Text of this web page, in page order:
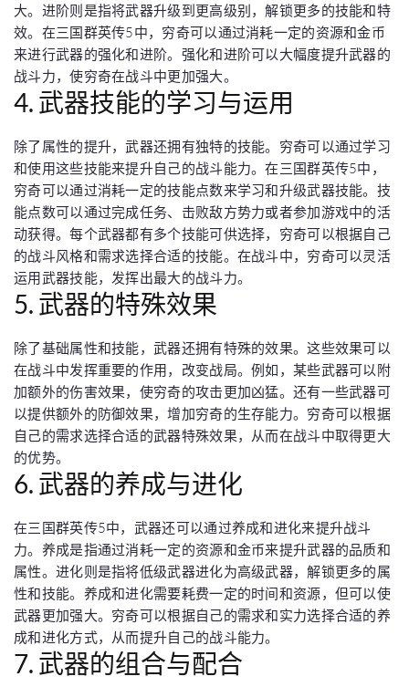
大。进阶则是指将武器升级到更高级别，解锁更多的技能和特
效。在三国群英传5中，穷奇可以通过消耗一定的资源和金币
来进行武器的强化和进阶。强化和进阶可以大幅度提升武器的
战斗力，使穷奇在战斗中更加强大。
4. 武器技能的学习与运用
除了属性的提升，武器还拥有独特的技能。穷奇可以通过学习
和使用这些技能来提升自己的战斗能力。在三国群英传5中，
穷奇可以通过消耗一定的技能点数来学习和升级武器技能。技
能点数可以通过完成任务、击败敌方势力或者参加游戏中的活
动获得。每个武器都有多个技能可供选择，穷奇可以根据自己
的战斗风格和需求选择合适的技能。在战斗中，穷奇可以灵活
运用武器技能，发挥出最大的战斗力。
5. 武器的特殊效果
除了基础属性和技能，武器还拥有特殊的效果。这些效果可以
在战斗中发挥重要的作用，改变战局。例如，某些武器可以附
加额外的伤害效果，使穷奇的攻击更加凶猛。还有一些武器可
以提供额外的防御效果，增加穷奇的生存能力。穷奇可以根据
自己的需求选择合适的武器特殊效果，从而在战斗中取得更大
的优势。
6. 武器的养成与进化
在三国群英传5中，武器还可以通过养成和进化来提升战斗
力。养成是指通过消耗一定的资源和金币来提升武器的品质和
属性。进化则是指将低级武器进化为高级武器，解锁更多的属
性和技能。养成和进化需要耗费一定的时间和资源，但可以使
武器更加强大。穷奇可以根据自己的需求和实力选择合适的养
成和进化方式，从而提升自己的战斗能力。
7. 武器的组合与配合